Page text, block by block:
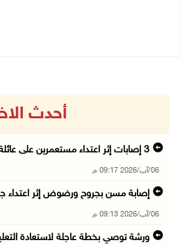
أحدث
06/آب/2026 09:17 م
إصابة مسن بجروح ورضوض إثر اعتداء
06/آب/2026 09:13 م
ورشة توصي بخطة عاجلة لاستعادة